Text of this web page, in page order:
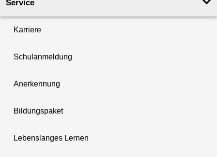
Service
Karriere
Schulanmeldung
Anerkennung
Bildungspaket
Lebenslanges Lernen